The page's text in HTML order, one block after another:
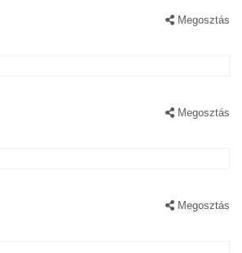
Megosztás
Megosztás
Megosztás